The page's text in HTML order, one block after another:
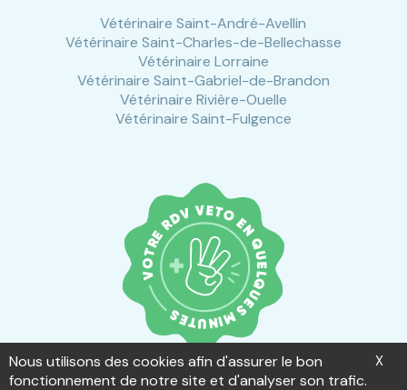
X
Nous utilisons des cookies afin d'assurer le bon
fonctionnement de notre site et d'analyser son trafic.
Vétérinaire Saint-André-Avellin
Vétérinaire Saint-Charles-de-Bellechasse
Vétérinaire Lorraine
Vétérinaire Saint-Gabriel-de-Brandon
Vétérinaire Rivière-Ouelle
Vétérinaire Saint-Fulgence